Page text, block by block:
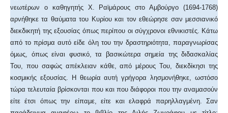
νεωτέρων ο καθηγητής Χ. Ραϊμάρους στο Αμβούργο (1694-1768)
αρνήθηκε τα θαύματα του Κυρίου και τον εθεώρησε σαν μεσσιανικό
διεκδικητή της εξουσίας όπως περίπου οι σύγχρονοι εθνικιστές. Κάτω
από το πρίσμα αυτό είδε όλη του την δραστηριότητα, παραγνωρίσας
όμως, όπως είναι φυσικό, τα βασικώτερα σημεία της διδασκαλίας
Του, που σαφώς απέκλειαν κάθε, από μέρους Του, διεκδίκησι της
κοσμικής εξουσίας. Η θεωρία αυτή γρήγορα λησμονήθηκε, ωστόσο
τώρα τελευταία βρίσκονται που και που διάφοροι που την αναμασούν
είτε έτσι όπως την είπαμε, είτε και ελαφρά παρηλλαγμένη. Σαν